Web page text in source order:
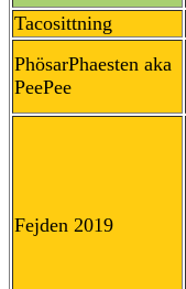
Tacosittning
PhösarPhaesten aka
PeePee
Fejden 2019